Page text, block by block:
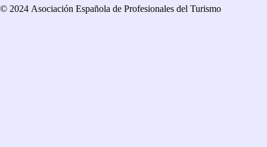
© 2024 Asociación Española de Profesionales del Turismo